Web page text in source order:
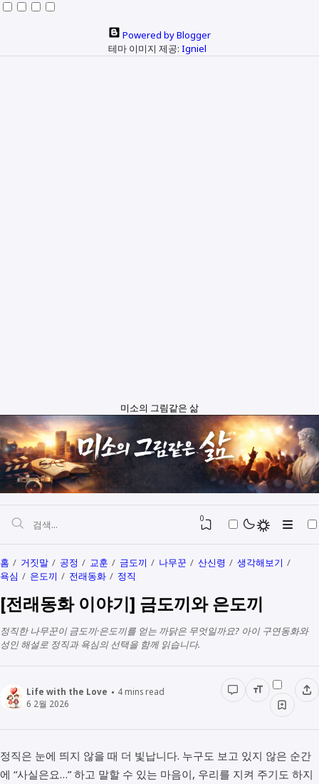
Powered by Blogger
테마 이미지 제공:Igniel
미소의 그림같은 삶
자본과 예산
정치와행정
다문화
경영경제
인물정보
SEO
생활정보
생각해보기
우리동네이야기
데이터관리
용어공부
0
홈 거짓말 공정 교훈 금도끼 나무꾼 산신령
생각해보기
욕심
은도끼 전래동화 정직
[전래동화 이야기] 금도끼와 은도끼
정직한 나무꾼이 금도끼·은도끼를 얻는 까닭은 무엇일까요? 아이 구연동화와
성인 해설로 정직과 욕심의 선택을 함께 읽습니다.
Life with the Love 4mins read
6 2월 2026
정직은 눈에 띄지 않을 때 더 빛납니다. 누구도 보고 있지 않은 순간
에 “사실은요…” 하고 말할 수 있는 마음이, 우리를 지켜 주기도 하지